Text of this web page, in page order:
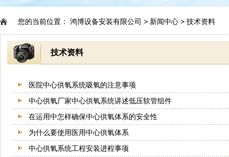
您的当前位置： 鸿博设备安装有限公司 > 新闻中心 > 技术资料
技术资料
医院中心供氧系统吸氧的注意事项
中心供氧厂家中心供氧系统讲述低压软管组件
在运用中怎样确保中心供氧体系的安全性
为什么要使用医用中心供氧体系
中心供氧系统工程安装进程事项